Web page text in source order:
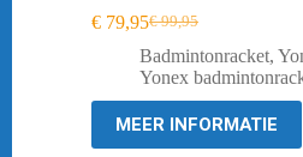
€99,95
Oorspronkelijke
prijs
was:
€ 79,95Huidige
prijs
is:
Badmintonracket,
Yonex
MEER INFORMATIE